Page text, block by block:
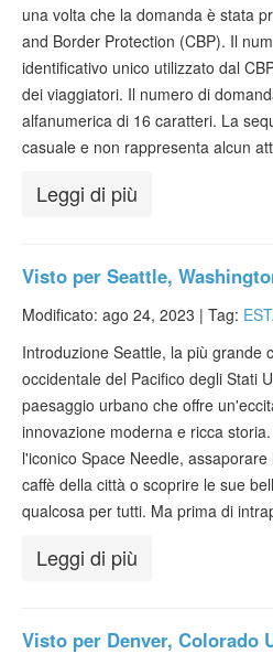
una volta che la domanda è stata
and Border Protection (CBP). Il
identificativo unico utilizzato dal
dei viaggiatori. Il numero di
alfanumerica di 16 caratteri. La
casuale e non rappresenta alcun
Leggi di più
Visto per Seattle,
Modificato: ago 24, 2023 | Tag:
Introduzione Seattle, la più grande
occidentale del Pacifico degli Stati
paesaggio urbano che offre
innovazione moderna e ricca
l'iconico Space Needle,
caffè della città o scoprire le sue
qualcosa per tutti. Ma prima di
Leggi di più
Visto per Denver, Colorado